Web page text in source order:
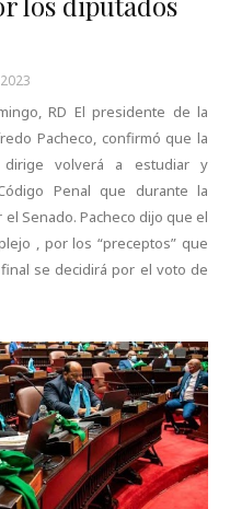
RD El presidente de la
Pacheco, confirmó que la
dirige volverá a estudiar y
Penal que durante la
Senado. Pacheco dijo que el
, por los “preceptos” que
se decidirá por el voto de